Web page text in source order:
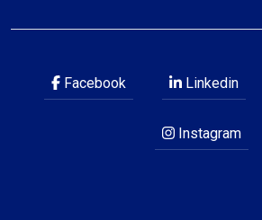
Facebook Linkedin
Instagram